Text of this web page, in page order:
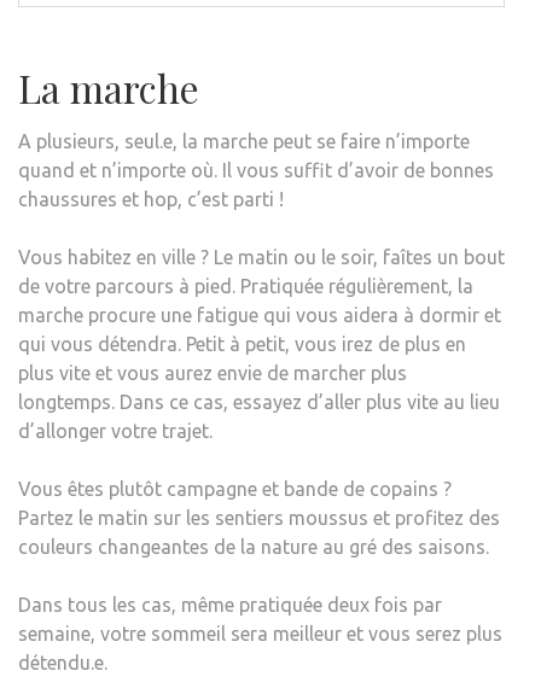
La marche
A plusieurs, seul.e, la marche peut se faire n’importe
quand et n’importe où. Il vous suffit d’avoir de bonnes
chaussures et hop, c’est parti !
Vous habitez en ville ? Le matin ou le soir, faîtes un bout
de votre parcours à pied. Pratiquée régulièrement, la
marche procure une fatigue qui vous aidera à dormir et
qui vous détendra. Petit à petit, vous irez de plus en
plus vite et vous aurez envie de marcher plus
longtemps. Dans ce cas, essayez d’aller plus vite au lieu
d’allonger votre trajet.
Vous êtes plutôt campagne et bande de copains ?
Partez le matin sur les sentiers moussus et profitez des
couleurs changeantes de la nature au gré des saisons.
Dans tous les cas, même pratiquée deux fois par
semaine, votre sommeil sera meilleur et vous serez plus
détendu.e.